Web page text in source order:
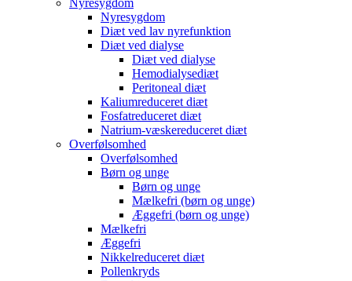
Nyresygdom
Nyresygdom
Diæt ved lav nyrefunktion
Diæt ved dialyse
Diæt ved dialyse
Hemodialysediæt
Peritoneal diæt
Kaliumreduceret diæt
Fosfatreduceret diæt
Natrium-væskereduceret diæt
Overfølsomhed
Overfølsomhed
Børn og unge
Børn og unge
Mælkefri (børn og unge)
Æggefri (børn og unge)
Mælkefri
Æggefri
Nikkelreduceret diæt
Pollenkryds